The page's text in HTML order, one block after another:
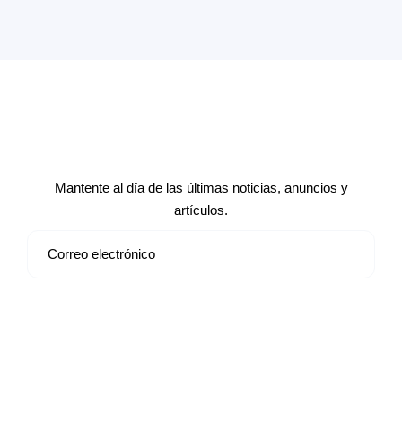
Mantente al día de las últimas noticias, anuncios y
artículos.